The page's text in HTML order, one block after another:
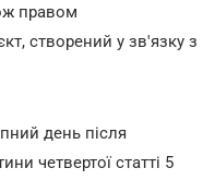
правом
створений у зв'язку з
день після
четвертої статті 5